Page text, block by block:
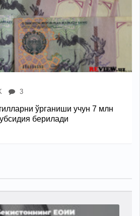
3
ўрганиши учун 7 млн
берилади